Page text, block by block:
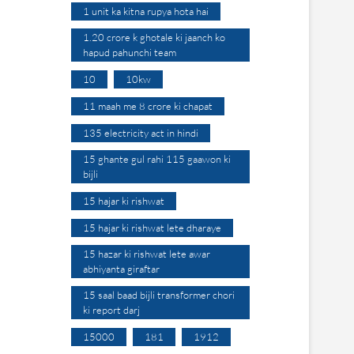
1 unit ka kitna rupya hota hai
1.20 crore k ghotale ki jaanch ko
hapud pahunchi team
10 10kw
11 maah me 8 crore ki chapat
135 electricity act in hindi
15 ghante gul rahi 115 gaawon ki
bijli
15 hajar ki rishwat
15 hajar ki rishwat lete dharaye
15 hazar ki rishwat lete awar
abhiyanta giraftar
15 saal baad bijli transformer chori
ki report darj
15000 181 1912